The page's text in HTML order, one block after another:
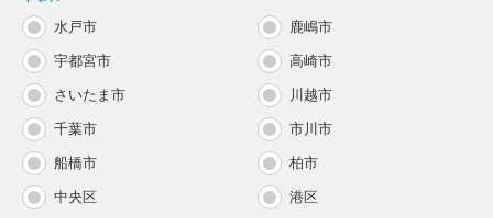
水戸市 鹿嶋市
宇都宮市 高崎市
さいたま市 川越市
千葉市 市川市
船橋市 柏市
中央区 港区